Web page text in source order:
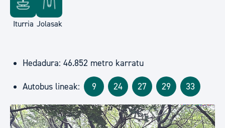
Iturria Jolasak
Hedadura: 46.852 metro karratu
Autobus lineak: 9 24 27 29 33